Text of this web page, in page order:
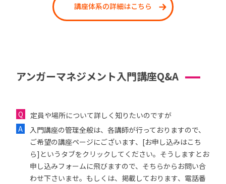
講座体系の詳細はこちら
アンガーマネジメント入門講座Q&A
定員や場所について詳しく知りたいのですが
入門講座の管理全般は、各講師が行っておりますので、
ご希望の講座ページにございます、[お申し込みはこち
ら]というタブをクリックしてください。そうしますとお
申し込みフォームに飛びますので、そちらからお問い合
わせ下さいませ。もしくは、掲載しております、電話番